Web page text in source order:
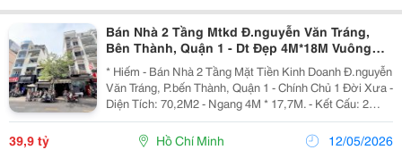
Bán Nhà 2 Tầng Mtkd Đ.nguyễn Văn Tráng,
Bên Thành, Quận 1 - Dt Đẹp 4M*18M Vuông
Vức - Ngay Đh Văn Lang - Vị Trí Kinh Doanh Đa
Ngành Siêu
* Hiếm - Bán Nhà 2 Tầng Mặt Tiền Kinh Doanh Đ.nguyễn
Văn Tráng, P.bến Thành, Quận 1 - Chính Chủ 1 Đời Xưa -
Diện Tích: 70,2M2 - Ngang 4M * 17,7M. - Kết Cấu: 2
Tầng - Phù Hợp Chủ Mới Xây Theo Công Năng Sử Dụng
&Amp; Kinh Doanh. - Sổ Hồng Vuông Như...
39,9 tỷ Hồ Chí Minh 12/05/2026